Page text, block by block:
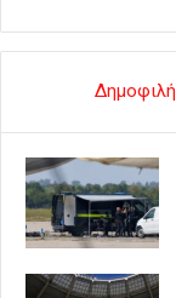
Δημοφιλή